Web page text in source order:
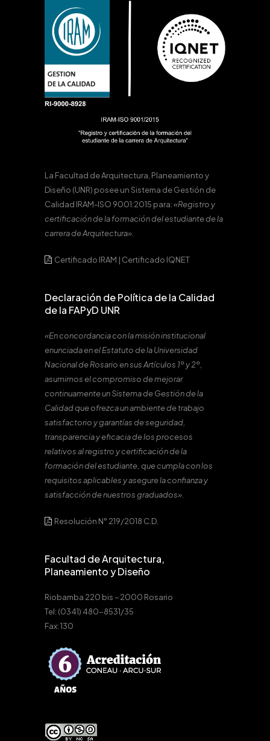
La Facultad de Arquitectura, Planeamiento y
Diseño (UNR) posee un Sistema de Gestión de
Calidad IRAM-ISO 9001:2015 para:«Registro y
certificación de la formación del estudiante de la
carrera de Arquitectura».
Certificado IRAM | Certificado IQNET
Declaración de Política de la Calidad
de la FAPyD UNR
«En concordancia con la misión institucional
enunciada en el Estatuto de la Universidad
Nacional de Rosario en sus Artículos 1º y 2º,
asumimos el compromiso de mejorar
continuamente un Sistema de Gestión de la
Calidad que ofrezca un ambiente de trabajo
satisfactorio y garantías de seguridad,
transparencia y eficacia de los procesos
relativos al registro y certificación de la
formación del estudiante, que cumpla con los
requisitos aplicables y asegure la confianza y
satisfacción de nuestros graduados».
Resolución N° 219/2018 C.D.
Facultad de Arquitectura,
Planeamiento y Diseño
Riobamba 220 bis – 2000 Rosario
Tel: (0341) 480-8531/35
Fax: 130